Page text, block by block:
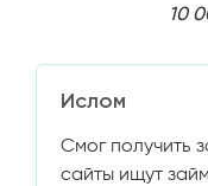
10
Ислом
Смог получить
сайты ищут